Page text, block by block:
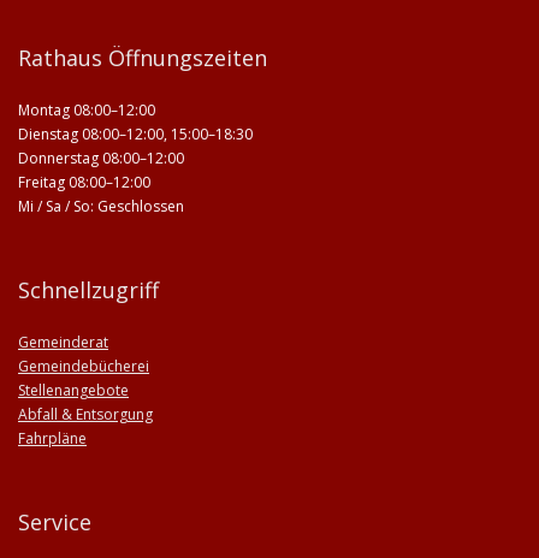
Rathaus Öffnungszeiten
Montag 08:00–12:00
Dienstag 08:00–12:00, 15:00–18:30
Donnerstag 08:00–12:00
Freitag 08:00–12:00
Mi / Sa / So: Geschlossen
Schnellzugriff
Gemeinderat
Gemeindebücherei
Stellenangebote
Abfall & Entsorgung
Fahrpläne
Service